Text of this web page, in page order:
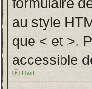
au style
que < et >.
accessible
Haut